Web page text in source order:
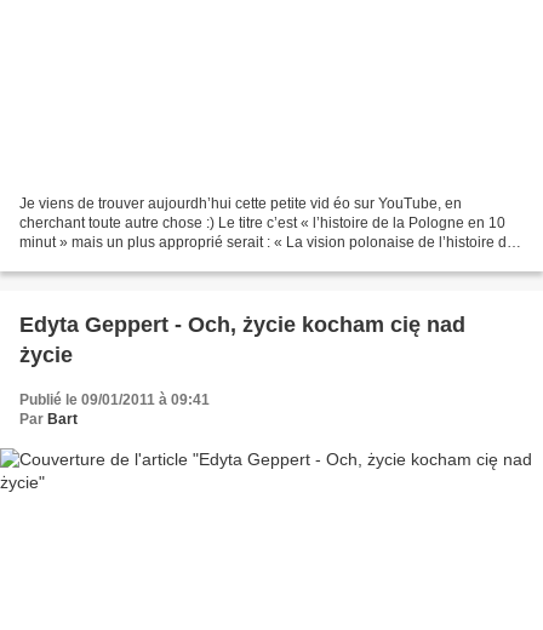
Je viens de trouver aujourdh’hui cette petite vid éo sur YouTube, en
cherchant toute autre chose :) Le titre c’est « l’histoire de la Pologne en 10
minut » mais un plus approprié serait : « La vision polonaise de l’histoire de
Edyta Geppert - Och, życie kocham cię nad
życie
Publié le 09/01/2011 à 09:41
Par Bart